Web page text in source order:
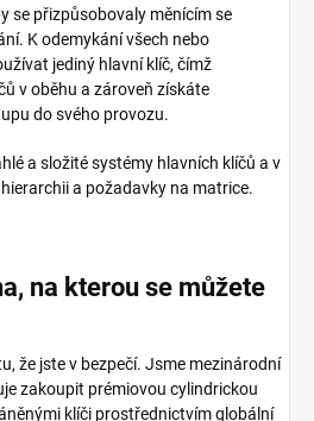
se přizpůsobovaly měnícím se
K odemykání všech nebo
jediný hlavní klíč, čímž
v oběhu a zároveň získáte
do svého provozu.
a složité systémy hlavních klíčů a v
a požadavky na matrice.
na kterou se můžete
že jste v bezpečí. Jsme mezinárodní
zakoupit prémiovou cylindrickou
klíči prostřednictvím globální